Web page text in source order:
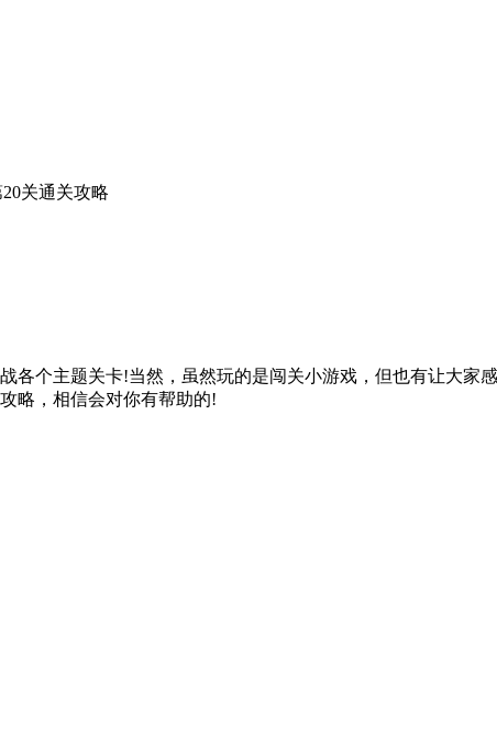
关通关攻略
个主题关卡!当然，虽然玩的是闯关小游戏，但也有让大家
略，相信会对你有帮助的!